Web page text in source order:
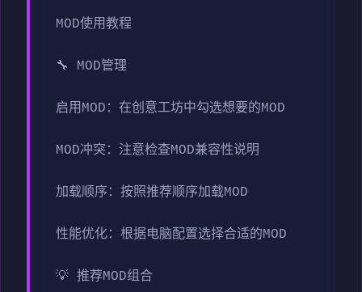
MOD使用教程
🔧 MOD管理
启用MOD：在创意工坊中勾选想要的MOD
MOD冲突：注意检查MOD兼容性说明
加载顺序：按照推荐顺序加载MOD
性能优化：根据电脑配置选择合适的MOD
💡 推荐MOD组合